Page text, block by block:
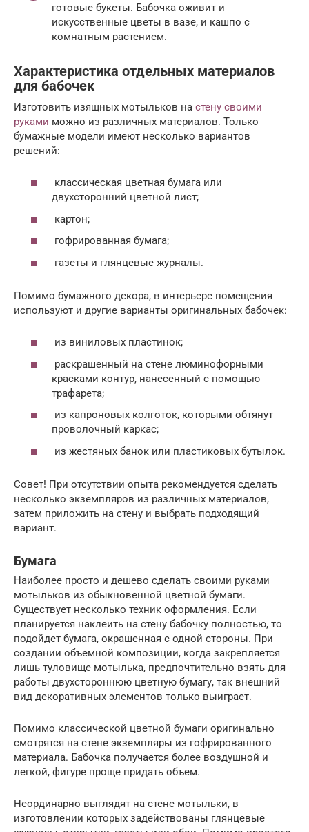
готовые букеты. Бабочка оживит и
искусственные цветы в вазе, и кашпо с
комнатным растением.
Характеристика отдельных материалов
для бабочек
Изготовить изящных мотыльков на стену своими
руками можно из различных материалов. Только
бумажные модели имеют несколько вариантов
решений:
классическая цветная бумага или
двухсторонний цветной лист;
картон;
гофрированная бумага;
газеты и глянцевые журналы.
Помимо бумажного декора, в интерьере помещения
используют и другие варианты оригинальных бабочек:
из виниловых пластинок;
раскрашенный на стене люминофорными
красками контур, нанесенный с помощью
трафарета;
из капроновых колготок, которыми обтянут
проволочный каркас;
из жестяных банок или пластиковых бутылок.
Совет! При отсутствии опыта рекомендуется сделать
несколько экземпляров из различных материалов,
затем приложить на стену и выбрать подходящий
вариант.
Бумага
Наиболее просто и дешево сделать своими руками
мотыльков из обыкновенной цветной бумаги.
Существует несколько техник оформления. Если
планируется наклеить на стену бабочку полностью, то
подойдет бумага, окрашенная с одной стороны. При
создании объемной композиции, когда закрепляется
лишь туловище мотылька, предпочтительно взять для
работы двухстороннюю цветную бумагу, так внешний
вид декоративных элементов только выиграет.
Помимо классической цветной бумаги оригинально
смотрятся на стене экземпляры из гофрированного
материала. Бабочка получается более воздушной и
легкой, фигуре проще придать объем.
Неординарно выглядят на стене мотыльки, в
изготовлении которых задействованы глянцевые